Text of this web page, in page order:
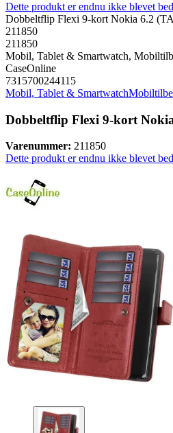
Dette produkt er endnu ikke blevet
Dobbeltflip Flexi 9-kort Nokia 6.2
211850
211850
Mobil, Tablet & Smartwatch,
CaseOnline
7315700244115
Mobil, Tablet & Smartwatch
Dobbeltflip Flexi 9-kort
Varenummer: 211850
Dette produkt er endnu ikke blevet